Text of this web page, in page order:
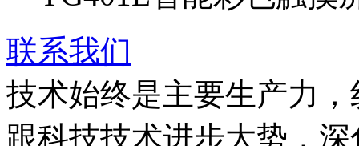
联系我们
技术始终是主要生产力
跟科技技术进步大势，